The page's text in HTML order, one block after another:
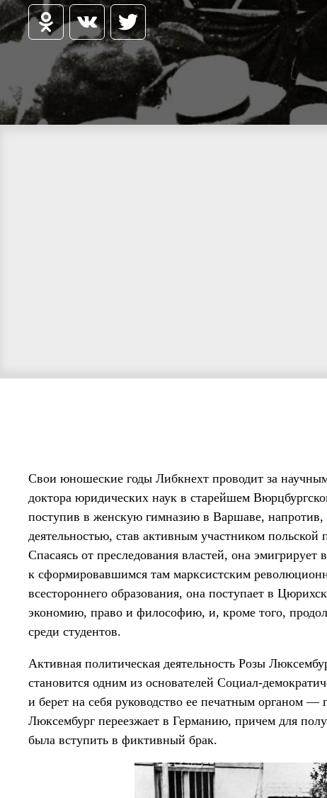
Свои юношеские годы Либкнехт проводит за
доктора юридических наук в старейшем
поступив в женскую гимназию в Варшаве, напротив,
деятельностью, став активным участником
Спасаясь от преследования властей, она
к сформировавшимся там марксистским
всестороннего образования, она поступает в
экономию, право и философию, и, кроме того,
среди студентов.
Активная политическая деятельность Розы
становится одним из основателей Социал-
и берет на себя руководство ее печатным органом —
Люксембург переезжает в Германию, причем для
была вступить в фиктивный брак.